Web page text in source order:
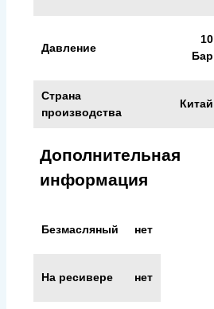
Давление
10
Бар
Страна
производства
Китай
Дополнительная
информация
Безмасляный нет
На ресивере нет